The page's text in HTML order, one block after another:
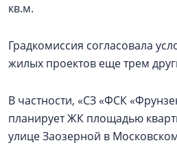
кв.м.
Градкомиссия согласовала
жилых проектов еще трем
В частности, «СЗ «ФСК
планирует ЖК площадью
улице Заозерной в